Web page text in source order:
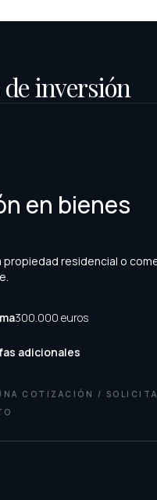
inversión
en bienes
propiedad residencial o
300.000 euros
adicionales
COTIZACIÓN /